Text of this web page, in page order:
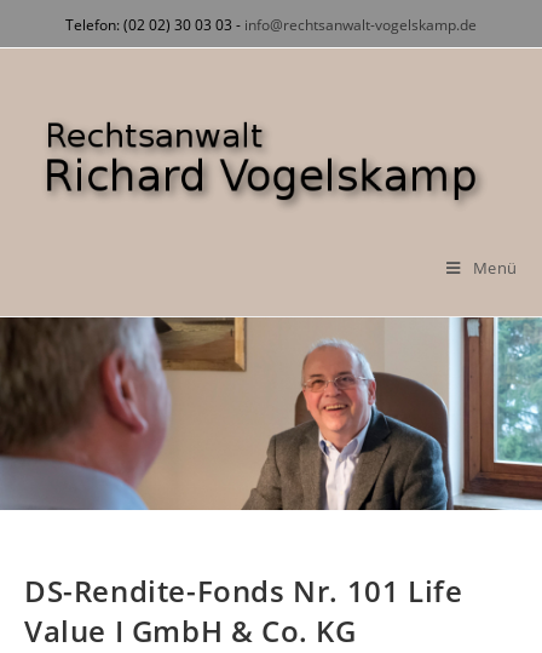
Inhalt
Telefon: (02 02) 30 03 03 - info@rechtsanwalt-vogelskamp.de
Menü
DS-Rendite-Fonds Nr. 101 Life
Value I GmbH & Co. KG